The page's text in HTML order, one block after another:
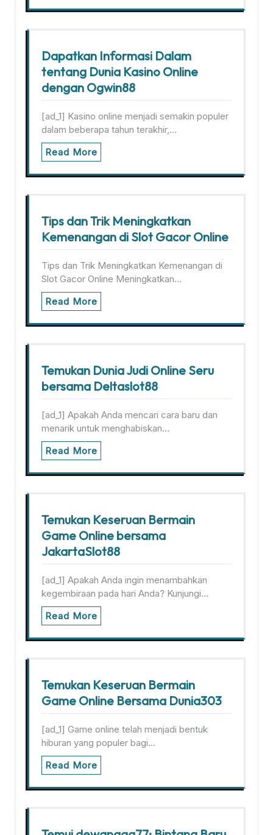
Dapatkan Informasi Dalam
tentang Dunia Kasino Online
dengan Ogwin88
[ad_1] Kasino online menjadi semakin populer
dalam beberapa tahun terakhir,…
Read More
Tips dan Trik Meningkatkan
Kemenangan di Slot Gacor Online
Tips dan Trik Meningkatkan Kemenangan di
Slot Gacor Online Meningkatkan…
Read More
Temukan Dunia Judi Online Seru
bersama Deltaslot88
[ad_1] Apakah Anda mencari cara baru dan
menarik untuk menghabiskan…
Read More
Temukan Keseruan Bermain
Game Online bersama
JakartaSlot88
[ad_1] Apakah Anda ingin menambahkan
kegembiraan pada hari Anda? Kunjungi…
Read More
Temukan Keseruan Bermain
Game Online Bersama Dunia303
[ad_1] Game online telah menjadi bentuk
hiburan yang populer bagi…
Read More